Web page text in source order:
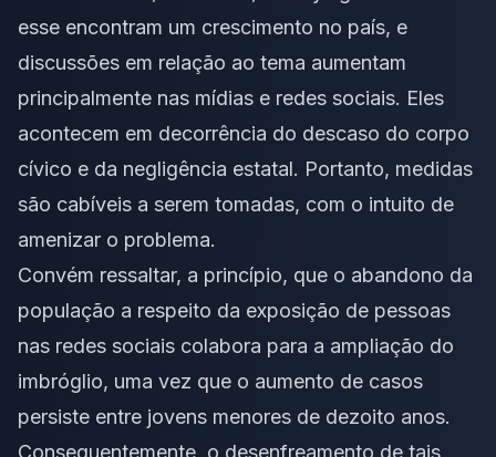
esse encontram um crescimento no país, e
discussões em relação ao tema aumentam
principalmente nas mídias e redes sociais. Eles
acontecem em decorrência do descaso do corpo
cívico e da negligência estatal. Portanto, medidas
são cabíveis a serem tomadas, com o intuito de
amenizar o problema.
Convém ressaltar, a princípio, que o abandono da
população a respeito da exposição de pessoas
nas redes sociais colabora para a ampliação do
imbróglio, uma vez que o aumento de casos
persiste entre jovens menores de dezoito anos.
Consequentemente, o desenfreamento de tais